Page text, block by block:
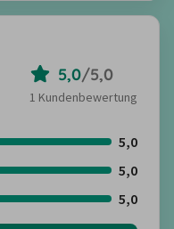
5,0/5,0
1 Kundenbewertung
5,0
5,0
5,0